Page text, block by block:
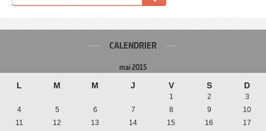
CALENDRIER
mai 2015
L M M J V S D
1 2
3
4
5 6 7 8 9
10
11
12 13 14 15 16
17